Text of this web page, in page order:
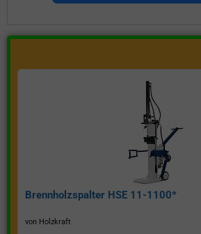
Brennholzspalter HSE 11-1100*
von Holzkraft